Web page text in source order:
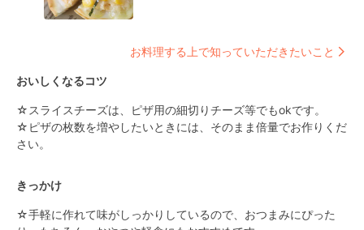
お料理する上で知っていただきたいこと
おいしくなるコツ
☆スライスチーズは、ピザ用の細切りチーズ等でもokです。
☆ピザの枚数を増やしたいときには、そのまま倍量でお作りくだ
さい。
きっかけ
☆手軽に作れて味がしっかりしているので、おつまみにぴった